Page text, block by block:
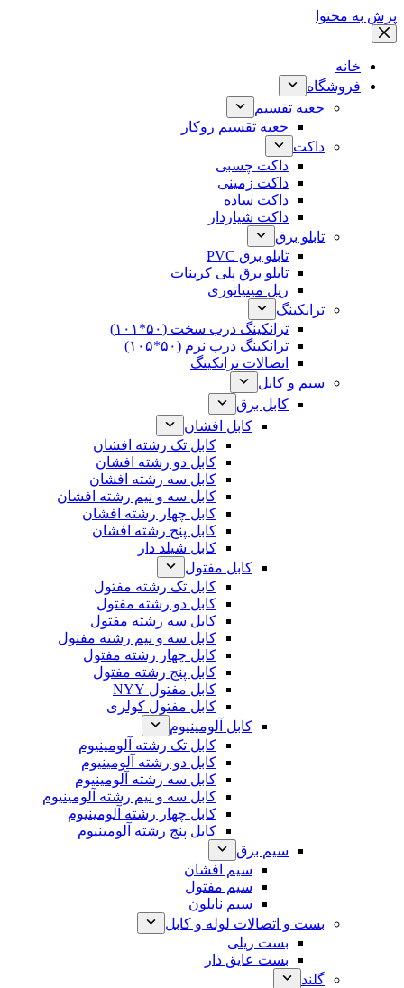
پرش به محتوا
خانه
فروشگاه
جعبه تقسیم
جعبه تقسیم روکار
داکت
داکت چسبی
داکت زمینی
داکت ساده
داکت شیاردار
تابلو برق
تابلو برق PVC
تابلو برق پلی کربنات
ریل مینیاتوری
ترانکینگ
ترانکینگ درب سخت (۵۰*۱۰۱)
ترانکینگ درب نرم (۵۰*۱۰۵)
اتصالات ترانکینگ
سیم و کابل
کابل برق
کابل افشان
کابل تک رشته افشان
کابل دو رشته افشان
کابل سه رشته افشان
کابل سه و نیم رشته افشان
کابل چهار رشته افشان
کابل پنج رشته افشان
کابل شیلد دار
کابل مفتول
کابل تک رشته مفتول
کابل دو رشته مفتول
کابل سه رشته مفتول
کابل سه و نیم رشته مفتول
کابل چهار رشته مفتول
کابل پنج رشته مفتول
کابل مفتول NYY
کابل مفتول کولری
کابل آلومینیوم
کابل تک رشته آلومینیوم
کابل دو رشته آلومینیوم
کابل سه رشته آلومینیوم
کابل سه و نیم رشته آلومینیوم
کابل چهار رشته آلومینیوم
کابل پنج رشته آلومینیوم
سیم برق
سیم افشان
سیم مفتول
سیم نایلون
بست و اتصالات لوله و کابل
بست ریلی
بست عایق دار
گلند